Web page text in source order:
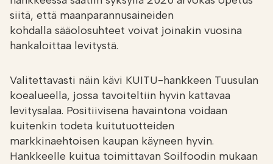
siitä, että maanparannusaineiden
kohdalla sääolosuhteet voivat joinakin vuosina
hankaloittaa levitystä.
Valitettavasti näin kävi KUITU-hankkeen Tuusulan
koealueella, jossa tavoiteltiin hyvin kattavaa
levitysalaa. Positiivisena havaintona voidaan
kuitenkin todeta kuitutuotteiden
markkinaehtoisen kaupan käyneen hyvin.
Hankkeelle kuitua toimittavan Soilfoodin mukaan